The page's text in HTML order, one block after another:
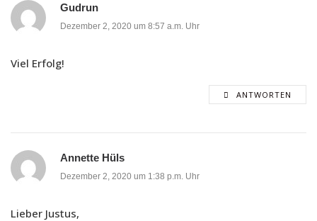
Gudrun
Dezember 2, 2020 um 8:57 a.m. Uhr
Viel Erfolg!
ANTWORTEN
Annette Hüls
Dezember 2, 2020 um 1:38 p.m. Uhr
Lieber Justus,